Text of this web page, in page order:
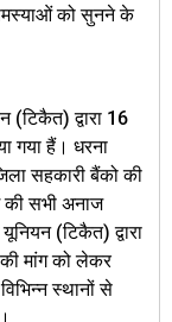
को सुनने के
(टिकैत) द्वारा 16
गया हैं। धरना
सहकारी बैंको की
की सभी अनाज
(टिकैत) द्वारा
की मांग को लेकर
स्थानों से